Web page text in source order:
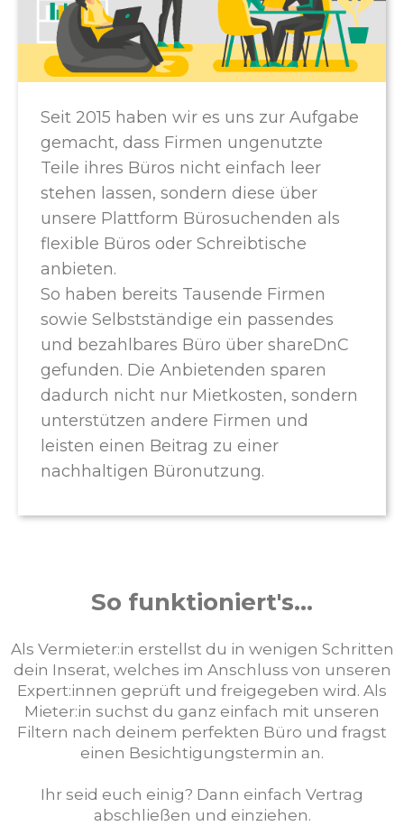
Seit 2015 haben wir es uns zur Aufgabe
gemacht, dass Firmen ungenutzte
Teile ihres Büros nicht einfach leer
stehen lassen, sondern diese über
unsere Plattform Bürosuchenden als
flexible Büros oder Schreibtische
anbieten.
So haben bereits Tausende Firmen
sowie Selbstständige ein passendes
und bezahlbares Büro über shareDnC
gefunden. Die Anbietenden sparen
dadurch nicht nur Mietkosten, sondern
unterstützen andere Firmen und
leisten einen Beitrag zu einer
nachhaltigen Büronutzung.
So funktioniert's...
Als Vermieter:in erstellst du in wenigen Schritten
dein Inserat, welches im Anschluss von unseren
Expert:innen geprüft und freigegeben wird. Als
Mieter:in suchst du ganz einfach mit unseren
Filtern nach deinem perfekten Büro und fragst
einen Besichtigungstermin an.
Ihr seid euch einig? Dann einfach Vertrag
abschließen und einziehen.